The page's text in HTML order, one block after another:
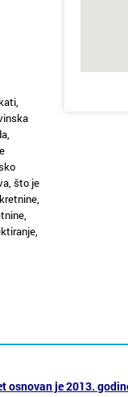
što je
osnovan je 2013.